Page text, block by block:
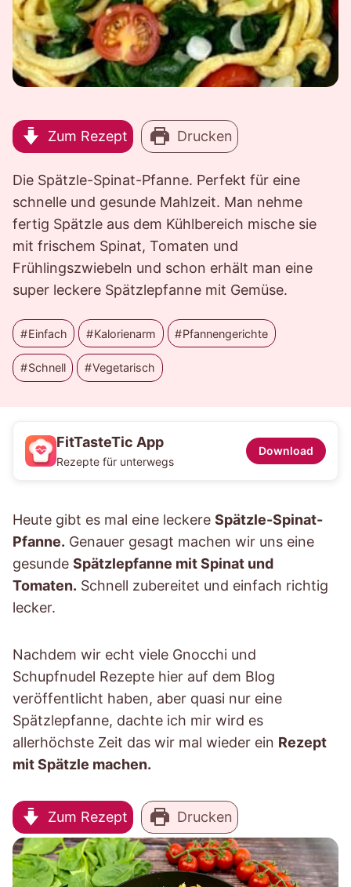
Zum Rezept Drucken
Die Spätzle-Spinat-Pfanne. Perfekt für eine
schnelle und gesunde Mahlzeit. Man nehme
fertig Spätzle aus dem Kühlbereich mische sie
mit frischem Spinat, Tomaten und
Frühlingszwiebeln und schon erhält man eine
super leckere Spätzlepfanne mit Gemüse.
Einfach Kalorienarm Pfannengerichte
Schnell Vegetarisch
FitTasteTic App
Rezepte für unterwegs
Download
Heute gibt es mal eine leckere Spätzle-Spinat-
Pfanne. Genauer gesagt machen wir uns eine
gesunde Spätzlepfanne mit Spinat und
Tomaten. Schnell zubereitet und einfach richtig
lecker.
Nachdem wir echt viele Gnocchi und
Schupfnudel Rezepte hier auf dem Blog
veröffentlicht haben, aber quasi nur eine
Spätzlepfanne, dachte ich mir wird es
allerhöchste Zeit das wir mal wieder ein Rezept
mit Spätzle machen.
Zum Rezept Drucken